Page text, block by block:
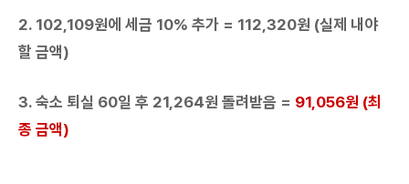
2. 102,109원에 세금 10% 추가 = 112,320원 (실제 내야
할 금액)
3. 숙소 퇴실 60일 후 21,264원 돌려받음 = 91,056원 (최
종 금액)